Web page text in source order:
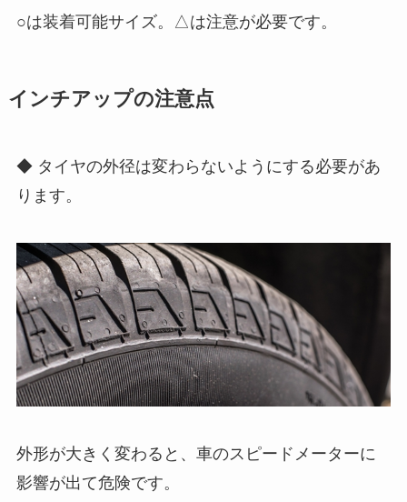
○は装着可能サイズ。△は注意が必要です。
インチアップの注意点
◆ タイヤの外径は変わらないようにする必要があ
ります。
外形が大きく変わると、車のスピードメーターに
影響が出て危険です。